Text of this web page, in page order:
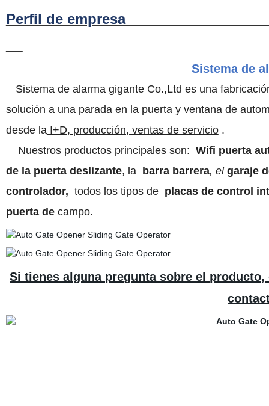
Perfil de
Sistema de
Sistema de alarma gigante Co.,Ltd es una
solución a una parada en la puerta y ventana de
desde laI+D, producción, ventas de servicio.
Nuestros productos principales son: Wifi puerta
de la puerta deslizante, la barra barrera, elgaraje
controlador, todos los tipos de placas de control
puerta decampo.
Si tienes alguna pregunta sobre el